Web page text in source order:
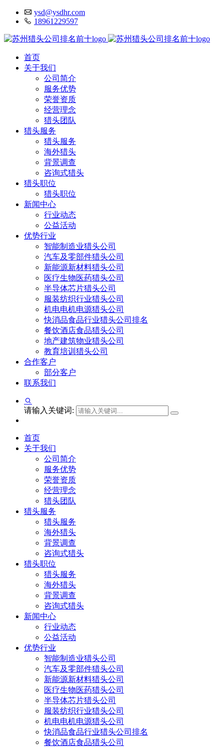
ysd@ysdhr.com
18961229597
首页
关于我们
公司简介
服务优势
荣誉资质
经营理念
猎头团队
猎头服务
猎头服务
海外猎头
背景调查
咨询式猎头
猎头职位
猎头职位
新闻中心
行业动态
公益活动
优势行业
智能制造业猎头公司
汽车及零部件猎头公司
新能源新材料猎头公司
医疗生物医药猎头公司
半导体芯片猎头公司
服装纺织行业猎头公司
机电电机电源猎头公司
快消品食品行业猎头公司排名
餐饮酒店食品猎头公司
地产建筑物业猎头公司
教育培训猎头公司
合作客户
部分客户
联系我们
请输入关键词:
首页
关于我们
公司简介
服务优势
荣誉资质
经营理念
猎头团队
猎头服务
猎头服务
海外猎头
背景调查
咨询式猎头
猎头职位
猎头服务
海外猎头
背景调查
咨询式猎头
新闻中心
行业动态
公益活动
优势行业
智能制造业猎头公司
汽车及零部件猎头公司
新能源新材料猎头公司
医疗生物医药猎头公司
半导体芯片猎头公司
服装纺织行业猎头公司
机电电机电源猎头公司
快消品食品行业猎头公司排名
餐饮酒店食品猎头公司